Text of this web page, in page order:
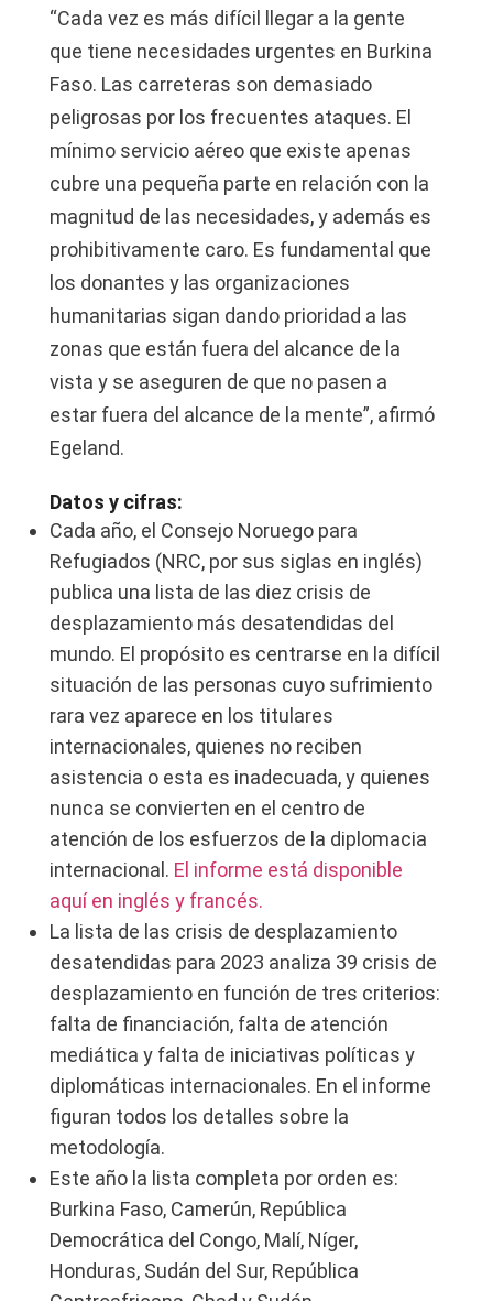
“Cada vez es más difícil llegar a la gente
que tiene necesidades urgentes en Burkina
Faso. Las carreteras son demasiado
peligrosas por los frecuentes ataques. El
mínimo servicio aéreo que existe apenas
cubre una pequeña parte en relación con la
magnitud de las necesidades, y además es
prohibitivamente caro. Es fundamental que
los donantes y las organizaciones
humanitarias sigan dando prioridad a las
zonas que están fuera del alcance de la
vista y se aseguren de que no pasen a
estar fuera del alcance de la mente”, afirmó
Egeland.
Datos y cifras:
Cada año, el Consejo Noruego para
Refugiados (NRC, por sus siglas en inglés)
publica una lista de las diez crisis de
desplazamiento más desatendidas del
mundo. El propósito es centrarse en la difícil
situación de las personas cuyo sufrimiento
rara vez aparece en los titulares
internacionales, quienes no reciben
asistencia o esta es inadecuada, y quienes
nunca se convierten en el centro de
atención de los esfuerzos de la diplomacia
internacional. El informe está disponible
aquí en inglés y francés.
La lista de las crisis de desplazamiento
desatendidas para 2023 analiza 39 crisis de
desplazamiento en función de tres criterios:
falta de financiación, falta de atención
mediática y falta de iniciativas políticas y
diplomáticas internacionales. En el informe
figuran todos los detalles sobre la
metodología.
Este año la lista completa por orden es:
Burkina Faso, Camerún, República
Democrática del Congo, Malí, Níger,
Honduras, Sudán del Sur, República